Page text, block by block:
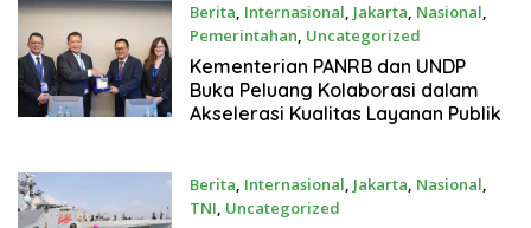
Berita, Internasional, Jakarta, Nasional,
Pemerintahan, Uncategorized
Juni 25, 2026
Kementerian PANRB dan UNDP
Buka Peluang Kolaborasi dalam
Akselerasi Kualitas Layanan Publik
Berita, Internasional, Jakarta, Nasional,
TNI, Uncategorized